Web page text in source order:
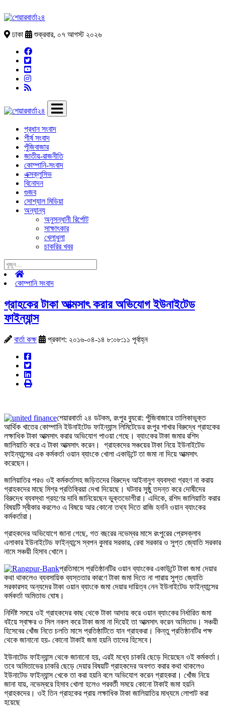
ঢাকা শুক্রবার, ০৭ আগস্ট ২০২৬
প্রধান সংবাদ
শীর্ষ সংবাদ
পুঁজিবাজার
জাতীয়-রাজনীতি
কোম্পানি-সংবাদ
এক্সক্লুসিভ
বিনোদন
গুজব
সোশ্যাল মিডিয়া
অন্যান্য
অনুসন্ধানী রির্পোট
সাক্ষাৎকার
খেলাধুলা
চাকরির খবর
কোম্পানি সংবাদ
গ্রাহকের টাকা আত্মসাৎ করার অভিযোগ ইউনাইটেড
ফাইন্যান্স
বার্তা কক্ষ প্রকাশ: ২০১৬-০৪-১৪ ৮:০৮:১১ পূর্বাহ্ন
শেয়ারবার্তা ২৪ ডটকম, রংপুর ব্যুরো: পুঁজিবাজারে তালিকাভুক্ত
আর্থিক খাতের কোম্পানি ইউনাইটেড ফাইন্যান্স লিমিটেডের রংপুর শাখার বিরুদ্ধে গ্রাহকের
লক্ষাধিক টাকা আত্মসাৎ করার অভিযোগ পাওয়া গেছে। ব্যাংকের টাকা জমার রশিদ
জালিয়াতি করে এ টাকা আত্মসাৎ করেন। গ্রাহকদের সঞ্চয়ের টাকা নিয়ে ইউনাইটেড
ফাইন্যান্সের এক কর্মকর্তা ওয়ান ব্যাংকে খোলা একাউন্টে তা জমা না দিয়ে আত্মসাৎ
করেছেন।
জালিয়াতির পরও ওই কর্মকর্তাসহ জড়িতদের বিরুদ্ধে আইনানুগ ব্যবস্থা গ্রহণ না করায়
গ্রাহকদের মাছে মিশ্র প্রতিক্রিয়া দেখা দিয়েছে। ঘটনার সুষ্ঠু তদন্ত করে দোষীদের
বিরুদ্ধে ব্যবস্থা গ্রহণের দাবি জানিয়েছেন ভুক্তভোগীরা। এদিকে, রশিদ জালিয়াতি করার
বিষয়টি স্বীকার করলেও এ বিষয়ে আর কোনো তথ্য দিতে রাজি হননি ওয়ান ব্যাংকের
কর্মকর্তারা।
গ্রাহকদের অভিযোগে জানা গেছে, গত বছরের নভেম্বর মাসে রংপুরের প্রেসক্লাব
এলাকার ইউনাইটেড ফাইন্যান্সে স্বপন কুমার সরকার, রেবা সরকার ও সুপ্ত জ্যোতি সরকার
নামে সঞ্চয়ী হিসাব খোলে।
প্রতিমাসে প্রতিষ্ঠানটির ওয়ান ব্যাংকের একাউন্টে টাকা জমা দেয়ার
কথা থাকলেও ব্যবসায়িক ব্যস্ততার কারণে টাকা জমা দিতে না পারায় সুপ্ত জ্যোতি
সরকারসহ অন্যদের টাকা ওয়ান ব্যাংকে জমা দেয়ার দায়িত্ব নেন ইউনাইটেড ফাইন্যান্সের
কর্মকর্তা অমিতাভ ঘোষ।
নির্দিষ্ট সময়ে ওই গ্রাহকদের কাছ থেকে টাকা আদায় করে ওয়ান ব্যাংকের নির্ধারিত জমা
বইয়ে স্বাক্ষর ও সিল নকল করে টাকা জমা না দিয়েই তা আত্মসাৎ করেন অমিতাভ। সঞ্চয়ী
হিসেবের খোঁজ নিতে চলতি মাসে প্রতিষ্ঠাটিতে যান গ্রাহকরা। কিন্তু প্রতিষ্ঠানটির পক্ষ
থেকে জানানো হয়- কোনো টাকাই জমা হয়নি তাদের হিসেবে।
ইউনাটেড ফাইন্যান্স থেকে জানানো হয়, এরই মধ্যে চাকরি ছেড়ে দিয়েছেন ওই কর্মকর্তা।
তবে অমিতাভের চাকরি ছেড়ে দেয়ার বিষয়টি গ্রাহকদের অবগত করার কথা থাকলেও
ইউনাটেড ফাইন্যান্স খেকে তা করা হয়নি বলে অভিযোগ করেন গ্রাহকরা। খোঁজ নিয়ে
জানা যায়, নভেম্বরে হিসাব খোলা হলেও পরবর্তী সময়ে কোনো টাকাই জমা হয়নি
গ্রাহকদের। ওই তিন গ্রাহকের প্রায় লক্ষাধিক টাকা জালিয়াতির মাধ্যমে লোপাট করা
হয়েছে